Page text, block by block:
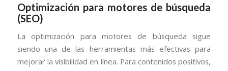
Optimización para motores de búsqueda
(SEO)
La optimización para motores de búsqueda sigue
siendo una de las herramientas más efectivas para
mejorar la visibilidad en línea. Para contenidos positivos,